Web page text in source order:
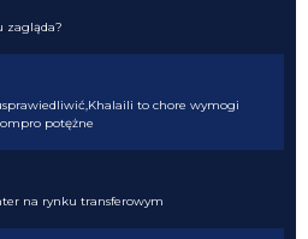
zagląda?
to chore wymogi
potężne
na rynku transferowym